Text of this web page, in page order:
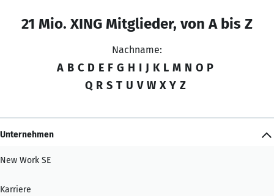
21 Mio. XING Mitglieder, von A bis Z
Nachname:
A B C D E F G H I J K L M N O P
Q R S T U V W X Y Z
Unternehmen
New Work SE
Karriere